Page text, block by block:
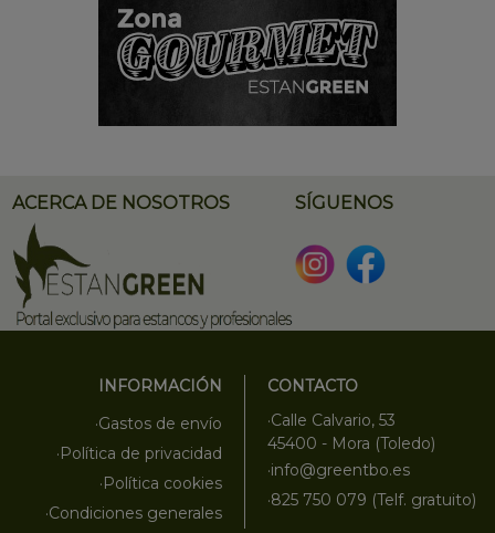
ACERCA DE NOSOTROS SÍGUENOS
INFORMACIÓN
·Gastos de envío
·Política de privacidad
·Política cookies
·Condiciones generales
CONTACTO
·Calle Calvario, 53
45400 - Mora (Toledo)
·info@greentbo.es
·825 750 079 (Telf. gratuito)